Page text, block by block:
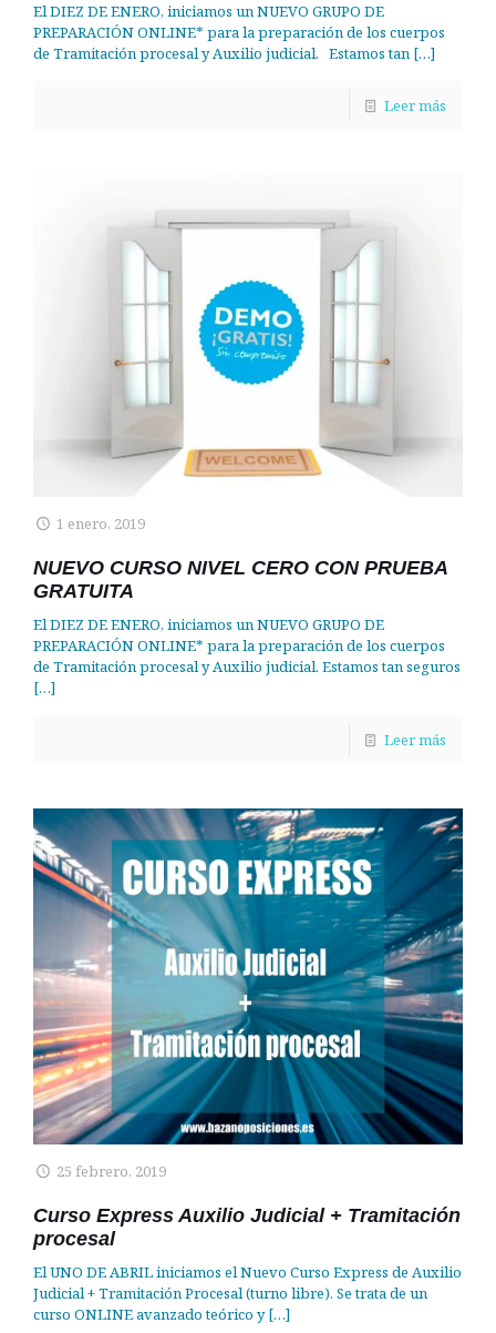
El DIEZ DE ENERO, iniciamos un NUEVO GRUPO DE
PREPARACIÓN ONLINE* para la preparación de los cuerpos
de Tramitación procesal y Auxilio judicial. Estamos tan […]
Leer más
1 enero, 2019
NUEVO CURSO NIVEL CERO CON PRUEBA
GRATUITA
El DIEZ DE ENERO, iniciamos un NUEVO GRUPO DE
PREPARACIÓN ONLINE* para la preparación de los cuerpos
de Tramitación procesal y Auxilio judicial. Estamos tan seguros
[…]
Leer más
25 febrero, 2019
Curso Express Auxilio Judicial + Tramitación
procesal
El UNO DE ABRIL iniciamos el Nuevo Curso Express de Auxilio
Judicial + Tramitación Procesal (turno libre). Se trata de un
curso ONLINE avanzado teórico y[…]